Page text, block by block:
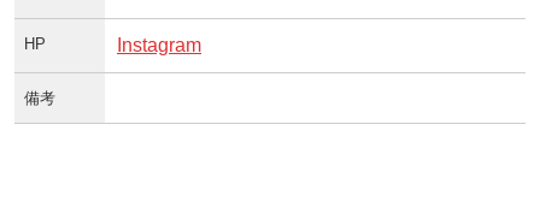
HP Instagram
備考